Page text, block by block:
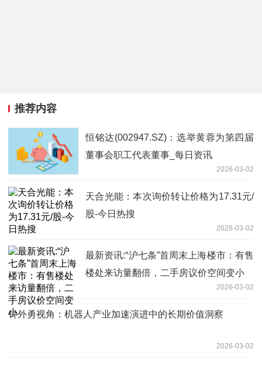
推荐内容
恒铭达(002947.SZ)：选举黄蓉为第四届
董事会职工代表董事_每日资讯
2026-03-02
天合光能：本次询价转让价格为17.31元/
股-今日热搜
2026-03-02
最新资讯:“沪七条”首周末上海楼市：有售
楼处来访量翻倍，二手房议价空间变小
2026-03-02
钟外勇视角：机器人产业加速演进中的长期价值洞察
2026-03-02